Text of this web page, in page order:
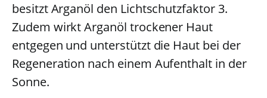
besitzt Arganöl den Lichtschutzfaktor 3.
Zudem wirkt Arganöl trockener Haut
entgegen und unterstützt die Haut bei der
Regeneration nach einem Aufenthalt in der
Sonne.